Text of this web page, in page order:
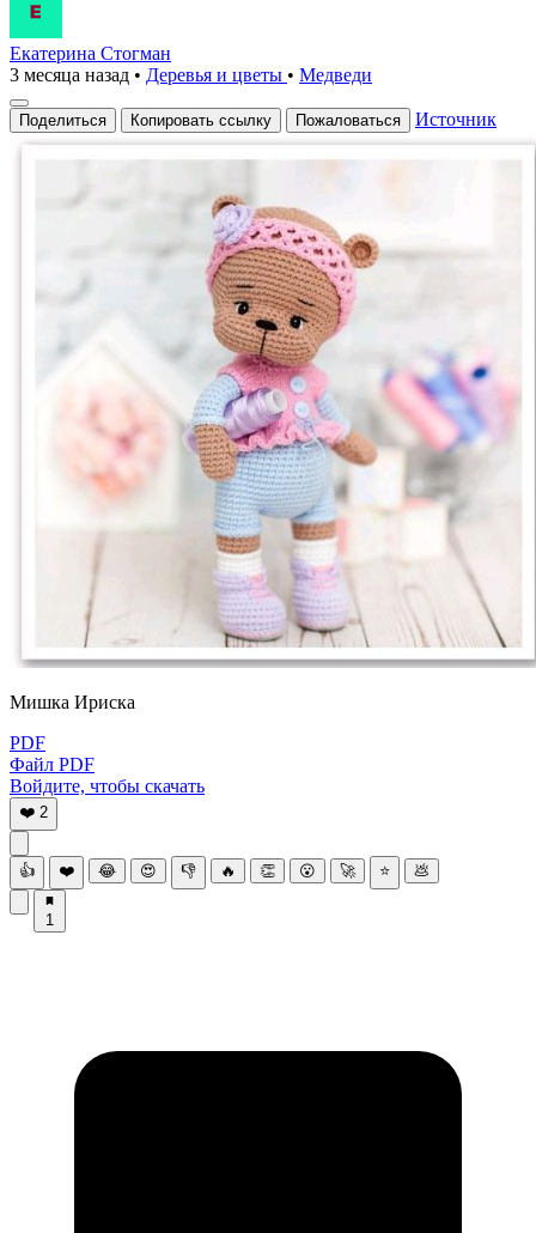
Екатерина Стогман
3 месяца назад • Деревья и цветы • Медведи
Поделиться Копировать ссылку Пожаловаться Источник
Мишка Ириска
PDF
Файл PDF
Войдите, чтобы скачать
❤️ 2
👍 ❤️ 😂 😍 👎 🔥 👏 😮 🚀 ⭐ 💩
1